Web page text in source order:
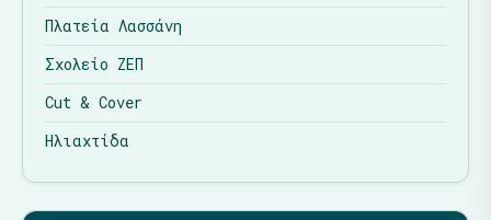
Πλατεία Λασσάνη
Σχολείο ΖΕΠ
Cut & Cover
Ηλιαχτίδα